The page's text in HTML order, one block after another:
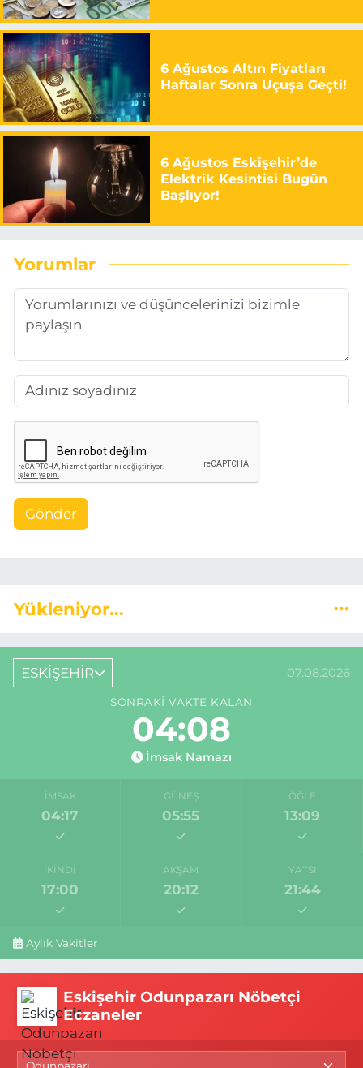
6 Ağustos Altın Fiyatları
Haftalar Sonra Uçuşa Geçti!
6 Ağustos Eskişehir’de
Elektrik Kesintisi Bugün
Başlıyor!
Yorumlar
Gönder
Yükleniyor...
ESKİŞEHİR 07.08.2026
SONRAKI VAKTE KALAN
04:08
İmsak Namazı
İMSAK
04:17
GÜNEŞ
05:55
ÖĞLE
13:09
İKINDI
17:00
AKŞAM
20:12
YATSI
21:44
Aylık Vakitler
Eskişehir Odunpazarı Nöbetçi
Eczaneler